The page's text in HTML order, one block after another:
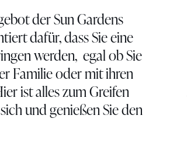
der Sun Gardens
dafür, dass Sie eine
werden, egal ob Sie
Familie oder mit ihren
ist alles zum Greifen
und genießen Sie den